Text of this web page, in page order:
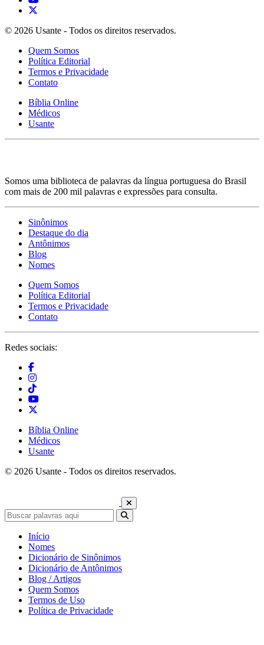
© 2026 Usante - Todos os direitos reservados.
Quem Somos
Política Editorial
Termos e Privacidade
Contato
Bíblia Online
Médicos
Usante
Somos uma biblioteca de palavras da língua portuguesa do Brasil
com mais de 200 mil palavras e expressões para consulta.
Sinônimos
Destaque do dia
Antônimos
Blog
Nomes
Quem Somos
Política Editorial
Termos e Privacidade
Contato
Redes sociais:
Bíblia Online
Médicos
Usante
© 2026 Usante - Todos os direitos reservados.
Início
Nomes
Dicionário de Sinônimos
Dicionário de Antônimos
Blog / Artigos
Quem Somos
Termos de Uso
Política de Privacidade